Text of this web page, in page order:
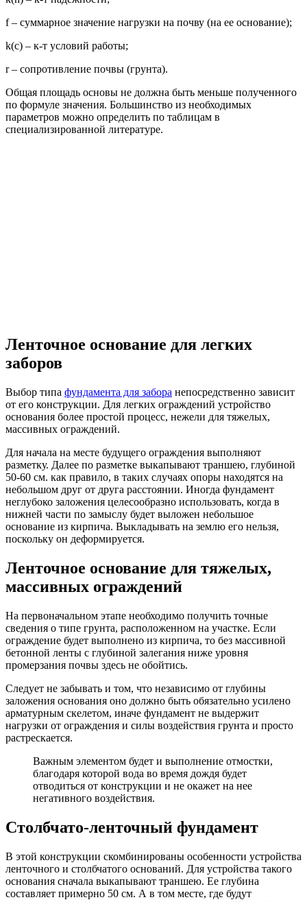
f – суммарное значение нагрузки на почву (на ее основание);
k(с) – к-т условий работы;
r – сопротивление почвы (грунта).
Общая площадь основы не должна быть меньше полученного
по формуле значения. Большинство из необходимых
параметров можно определить по таблицам в
специализированной литературе.
Ленточное основание для легких
заборов
Выбор типа фундамента для забора непосредственно зависит
от его конструкции. Для легких ограждений устройство
основания более простой процесс, нежели для тяжелых,
массивных ограждений.
Для начала на месте будущего ограждения выполняют
разметку. Далее по разметке выкапывают траншею, глубиной
50-60 см. как правило, в таких случаях опоры находятся на
небольшом друг от друга расстоянии. Иногда фундамент
неглубоко заложения целесообразно использовать, когда в
нижней части по замыслу будет выложен небольшое
основание из кирпича. Выкладывать на землю его нельзя,
поскольку он деформируется.
Ленточное основание для тяжелых,
массивных ограждений
На первоначальном этапе необходимо получить точные
сведения о типе грунта, расположенном на участке. Если
ограждение будет выполнено из кирпича, то без массивной
бетонной ленты с глубиной залегания ниже уровня
промерзания почвы здесь не обойтись.
Следует не забывать и том, что независимо от глубины
заложения основания оно должно быть обязательно усилено
арматурным скелетом, иначе фундамент не выдержит
нагрузки от ограждения и силы воздействия грунта и просто
растрескается.
Важным элементом будет и выполнение отмостки,
благодаря которой вода во время дождя будет
отводиться от конструкции и не окажет на нее
негативного воздействия.
Столбчато-ленточный фундамент
В этой конструкции скомбинированы особенности устройства
ленточного и столбчатого оснований. Для устройства такого
основания сначала выкапывают траншею. Ее глубина
составляет примерно 50 см. А в том месте, где будут